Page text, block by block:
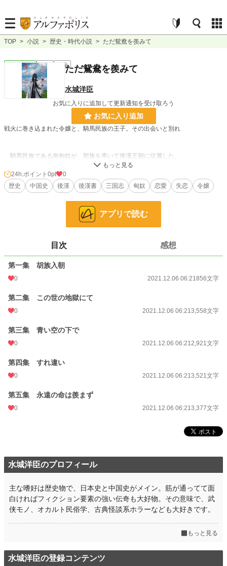
TOP > 小説 > 歴史・時代小説 > ただ鴛鴦を羨みて
歴史・時代 完結 短編ただ鴛鴦を羨みて
水城洋臣
お気に入りに追加して更新通知を受け取ろう
お気に入り追加
戦火に巻き込まれた令嬢と、騎馬民族の王子。その出会いと別れ
騎馬民族である南匈奴が、部族を率いて後漢王朝に従属した。
そんな南匈奴の左賢王（第一王子）が、時の権力者である曹操に頼みがあると
いう。
彼にはどうしても、もう一度会いたい女性がいた。
後に三國志の序盤としても知られる建安年間。
後世に名を残した者たちの、その偉業の影に隠れた物悲しい恋の物語。
228,924 位 / 228,924 件
お気に入り
24h.ポイント 0 pt
文字数
更新日時 2021.12.06 06:21
初回公開日時
初回完結日時 2021.12.06 06:21
0 pt (228,924 位)
24h.ポイント 0pt
0
歴史
中国史 後漢 後漢書 三国志 匈奴 恋愛 失恋 令嬢
アプリで読む
目次 感想
第一集 胡族入朝
0 2021.12.06 06:21856文字
第二集 この世の地獄にて
0 2021.12.06 06:213,558文字
第三集 青い空の下で
0 2021.12.06 06:212,921文字
第四集 すれ違い
0 2021.12.06 06:213,521文字
第五集 永遠の命は羨まず
0 2021.12.06 06:213,377文字
水城洋臣のプロフィール
主な嗜好は歴史物で、日本史と中国史がメイン。筋が通ってて面
白ければフィクション要素の強い伝奇も大好物。その意味で、武
侠モノ、オカルト民俗学、古典怪談系ホラーなども大好きです。
もっと見る
水城洋臣の登録コンテンツ